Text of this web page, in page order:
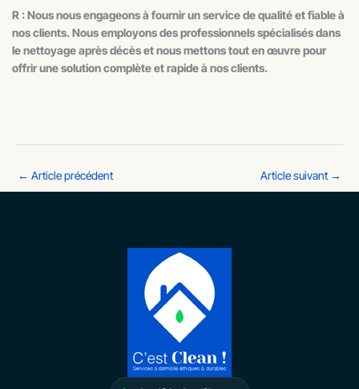
R : Nous nous engageons à fournir un service de qualité et fiable à
nos clients. Nous employons des professionnels spécialisés dans
le nettoyage après décès et nous mettons tout en œuvre pour
offrir une solution complète et rapide à nos clients.
← Article précédent Article suivant →